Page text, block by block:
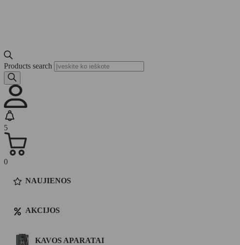
Products search
5
0
NAUJIENOS
AKCIJOS
KAVOS APARATAI